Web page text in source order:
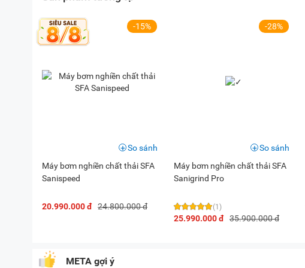
-15%
Máy bơm nghiền chất thải SFA
Sanispeed
20.990.000 đ 24.800.000 đ
So sánh
-28%
Máy bơm nghiền chất thải SFA
Sanigrind Pro
(1)
25.990.000 đ 35.900.000 đ
So sánh
META gợi ý